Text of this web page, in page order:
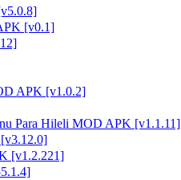
[v0.1]
APK [v1.0.2]
Para Hileli MOD APK [v1.1.11]
[v1.2.221]